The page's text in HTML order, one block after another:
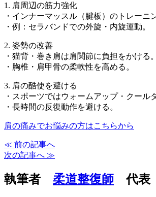
1. 肩周辺の筋力強化
・インナーマッスル（腱板）のトレーニ
・例：セラバンドでの外旋・内旋運動。
2. 姿勢の改善
・猫背・巻き肩は肩関節に負担をかける。
・胸椎・肩甲骨の柔軟性を高める。
3. 肩の酷使を避ける
・スポーツではウォームアップ・クール
・長時間の反復動作を避ける。
肩の痛みでお悩みの方はこちらから
≪ 前の記事へ
次の記事へ ≫
執筆者 柔道整復師 代表